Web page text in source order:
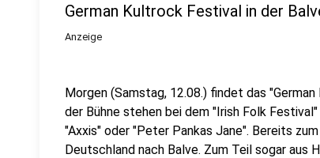
German Kultrock Festival in der
Anzeige
Morgen (Samstag, 12.08.) findet das
der Bühne stehen bei dem "Irish Folk
"Axxis" oder "Peter Pankas Jane". Bereits
Deutschland nach Balve. Zum Teil sogar aus